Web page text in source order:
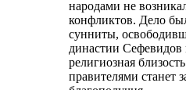
народами не
конфликтов. Дело
сунниты,
династии Сефевидов
религиозная
правителями станет